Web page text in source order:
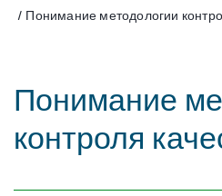
Понимание методологии
Понимание
контроля